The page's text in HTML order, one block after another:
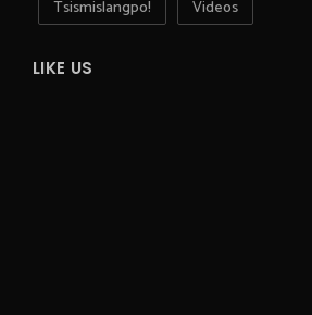
Tsismislangpo!
Videos
LIKE US